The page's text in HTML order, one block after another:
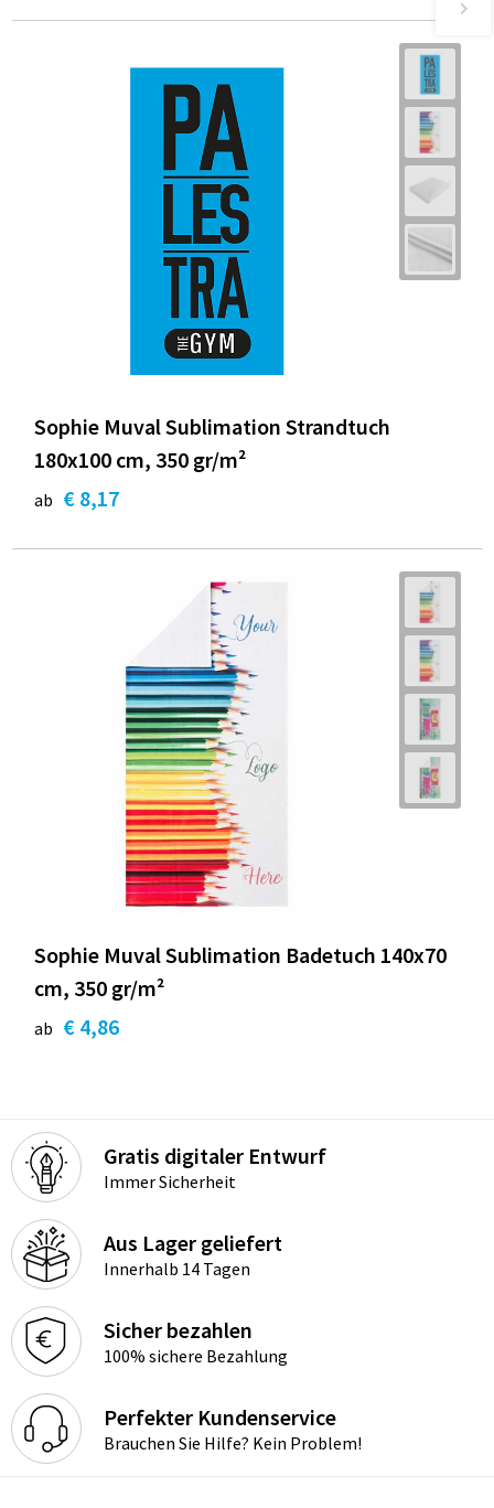
Sophie Muval Sublimation Strandtuch
180x100 cm, 350 gr/m²
ab € 8,17
Sophie Muval Sublimation Badetuch 140x70
cm, 350 gr/m²
ab € 4,86
Gratis digitaler Entwurf
Immer Sicherheit
Aus Lager geliefert
Innerhalb 14 Tagen
Sicher bezahlen
100% sichere Bezahlung
Perfekter Kundenservice
Brauchen Sie Hilfe? Kein Problem!